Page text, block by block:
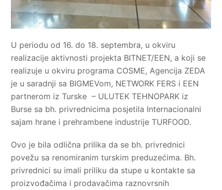
U periodu od 16. do 18. septembra, u okviru
realizacije aktivnosti projekta BITNET/EEN, a koji se
realizuje u okviru programa COSME, Agencija ZEDA
je u saradnji sa BIGMEVom, NETWORK FERS i EEN
partnerom iz Turske – ULUTEK TEHNOPARK iz
Burse sa bh. privrednicima posjetila Internacionalni
sajam hrane i prehrambene industrije TURFOOD.
Ovo je bila odlična prilika da se bh. privrednici
povežu sa renomiranim turskim preduzećima. Bh.
privrednici su imali priliku da stupe u kontakte sa
proizvođačima i prodavačima raznovrsnih